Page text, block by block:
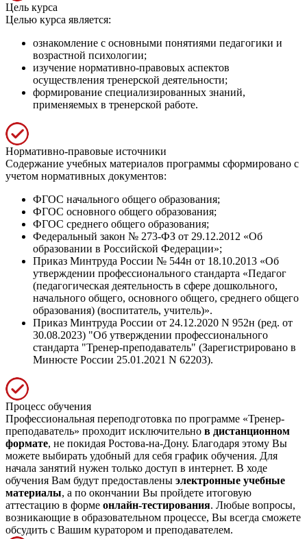
Цель курса
Целью курса является:
ознакомление с основными понятиями педагогики и
возрастной психологии;
изучение нормативно-правовых аспектов
осуществления тренерской деятельности;
формирование специализированных знаний,
применяемых в тренерской работе.
Нормативно-правовые источники
Содержание учебных материалов программы сформировано с
учетом нормативных документов:
ФГОС начального общего образования;
ФГОС основного общего образования;
ФГОС среднего общего образования;
Федеральный закон № 273-ФЗ от 29.12.2012 «Об
образовании в Российской Федерации»;
Приказ Минтруда России № 544н от 18.10.2013 «Об
утверждении профессионального стандарта «Педагог
(педагогическая деятельность в сфере дошкольного,
начального общего, основного общего, среднего общего
образования) (воспитатель, учитель)».
Приказ Минтруда России от 24.12.2020 N 952н (ред. от
30.08.2023) "Об утверждении профессионального
стандарта "Тренер-преподаватель" (Зарегистрировано в
Минюсте России 25.01.2021 N 62203).
Процесс обучения
Профессиональная переподготовка по программе «Тренер-
преподаватель» проходит исключительно в дистанционном
формате, не покидая Ростова-на-Дону. Благодаря этому Вы
можете выбирать удобный для себя график обучения. Для
начала занятий нужен только доступ в интернет. В ходе
обучения Вам будут предоставлены электронные учебные
материалы, а по окончании Вы пройдете итоговую
аттестацию в форме онлайн-тестирования. Любые вопросы,
возникающие в образовательном процессе, Вы всегда сможете
обсудить с Вашим куратором и преподавателем.